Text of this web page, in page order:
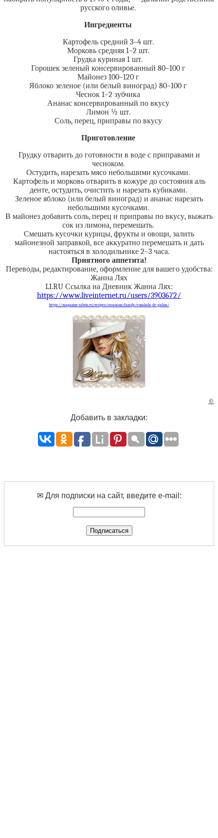
русского оливье.
Ингредиенты
Картофель средний 3–4 шт.
Морковь средняя 1–2 шт.
Грудка куриная 1 шт.
Горошек зеленый консервированный 80–100 г
Майонез 100–120 г
Яблоко зеленое (или белый виноград) 80–100 г
Чеснок 1–2 зубчика
Ананас консервированный по вкусу
Лимон ½ шт.
Соль, перец, приправы по вкусу
Приготовление
Грудку отварить до готовности в воде с приправами и
чесноком.
Остудить, нарезать мясо небольшими кусочками.
Картофель и морковь отварить в кожуре до состояния аль
денте, остудить, очистить и нарезать кубиками.
Зеленое яблоко (или белый виноград) и ананас нарезать
небольшими кусочками.
В майонез добавить соль, перец и приправы по вкусу, выжать
сок из лимона, перемешать.
Смешать кусочки курицы, фрукты и овощи, залить
майонезной заправкой, все аккуратно перемешать и дать
настояться в холодильнике 2–3 часа.
Приятного аппетита!
Переводы, редактирование, оформление для вашего удобства:
Жанна Лях
LI.RU Ссылка на Дневник Жанна Лях:
https://www.liveinternet.ru/users/3903672/
https://magazine.tabris.ru/recipes/occasions/family/ensalada-de-galina/
©
Добавить в закладки:
✉ Для подписки на сайт, введите e-mail: